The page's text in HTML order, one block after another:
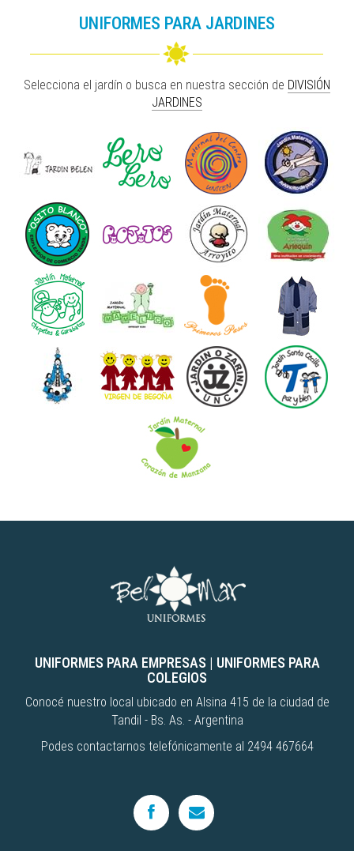
UNIFORMES PARA JARDINES
Selecciona el jardín o busca en nuestra sección de DIVISIÓN
JARDINES
UNIFORMES PARA EMPRESAS | UNIFORMES PARA
COLEGIOS
Conocé nuestro local ubicado en Alsina 415 de la ciudad de
Tandil - Bs. As. - Argentina
Podes contactarnos telefónicamente al 2494 467664